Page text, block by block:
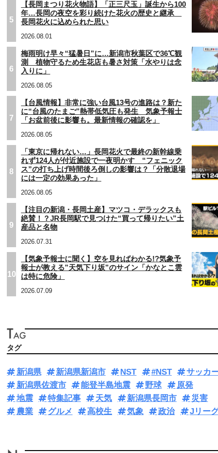
5
【長岡まつり花火物語】「正三尺玉」誕生から100
年…長岡の夜空を彩り続けた花火の歴史と継承
長岡花火に込められた思い
2026.08.01
6
梅雨明け早々“猛暑日”に…新潟市秋葉区で36℃観
測 植物守るため生花店も暑さ対策「水やりは念
入りに」
2026.08.05
7
【台風情報】非常に強い台風13号の進路は？新た
に“台風のたまご”熱帯低気圧も発生 気象予報士
「お盆前後に影響も。最新情報の確認を」
2026.08.05
8
「東京に帰れない…」長岡花火で最終の新幹線乗
れず124人が付近施設で一夜明かす “フェニック
ス”の打ち上げ時間後ろ倒しの影響は？「分散退場
には一定の効果あった」
2026.08.05
9
【注目の新潟・長岡土産】マツコ・デラックスも
絶賛！？JR長岡駅で見つけた“買って帰りたい”土
産品と名物
2026.07.31
10
【気象予報士に聞く】空を見ればわかる!?気象予
報士が教える”天気下り坂”のサイン「かなとこ雲
は特に危険」
2026.07.09
タグ
新潟県 新潟県新潟市 NST #NST
サッカ
新潟県佐渡市
能登半島地震 野球
原発
地震
特集記事 天気 新潟県長岡市
災害
農業
グルメ 高校生 気象 政治 Jリー